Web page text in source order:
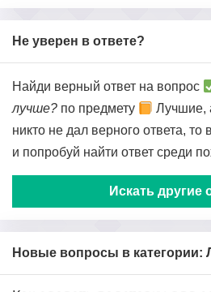
Не уверен в ответе?
Найди верный ответ на вопрос
лучше? по предмету
Лучшие,
никто не дал верного ответа, то
и попробуй найти ответ среди
Искать другие
Новые вопросы в категории: